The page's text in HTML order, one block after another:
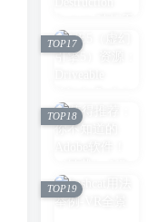
TOP17
TOP18
TOP19